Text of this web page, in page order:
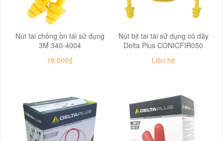
Nút tai chống ồn tái sử dụng
3M 340-4004
19.000₫
Nút bịt tai tái sử dụng có dây
Delta Plus CONICFIR050
Liên hệ